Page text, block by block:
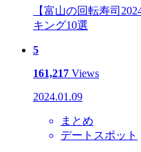
【富山の回転寿司
キング10選
5
161,217 Views
2024.01.09
まとめ
デートスポット